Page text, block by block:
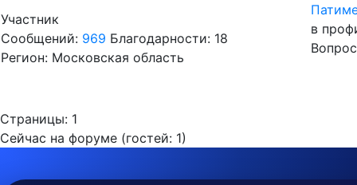
Участник
Сообщений: 969 Благодарности: 18
Регион: Московская область
в
Страницы: 1
Сейчас на форуме (гостей: 1)